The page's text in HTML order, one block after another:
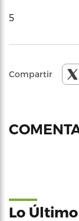
5
Compartir
Lo Último